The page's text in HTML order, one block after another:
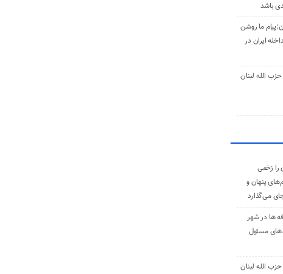
باشد
ما روشن
ایران در
الله لبنان
زخمی
پنهان و
می‌گذارد
ها در شهر
مسئول
الله لبنان